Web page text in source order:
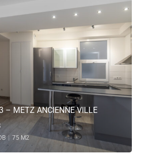
– METZ ANCIENNE VILLE
75 M2